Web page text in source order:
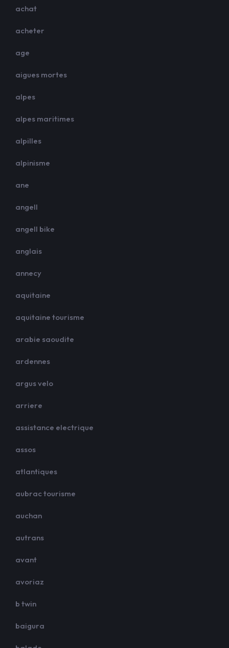
achat
acheter
age
aigues mortes
alpes
alpes maritimes
alpilles
alpinisme
ane
angell
angell bike
anglais
annecy
aquitaine
aquitaine tourisme
arabie saoudite
ardennes
argus velo
arriere
assistance electrique
assos
atlantiques
aubrac tourisme
auchan
autrans
avant
avoriaz
b twin
baigura